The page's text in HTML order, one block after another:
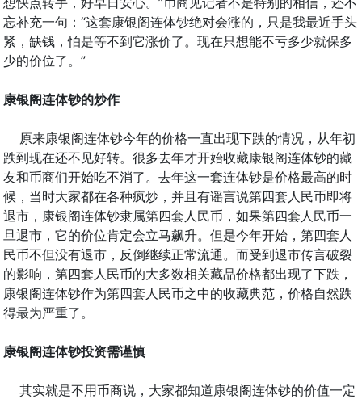
忘补充一句：“这套康银阁连体钞绝对会涨的，只是我最近手头
紧，缺钱，怕是等不到它涨价了。现在只想能不亏多少就保多
少的价位了。”
康银阁连体钞的炒作
原来康银阁连体钞今年的价格一直出现下跌的情况，从年初
跌到现在还不见好转。很多去年才开始收藏康银阁连体钞的藏
友和币商们开始吃不消了。去年这一套连体钞是价格最高的时
候，当时大家都在各种疯炒，并且有谣言说第四套人民币即将
退市，康银阁连体钞隶属第四套人民币，如果第四套人民币一
旦退市，它的价位肯定会立马飙升。但是今年开始，第四套人
民币不但没有退市，反倒继续正常流通。而受到退市传言破裂
的影响，第四套人民币的大多数相关藏品价格都出现了下跌，
康银阁连体钞作为第四套人民币之中的收藏典范，价格自然跌
得最为严重了。
康银阁连体钞投资需谨慎
其实就是不用币商说，大家都知道康银阁连体钞的价值一定